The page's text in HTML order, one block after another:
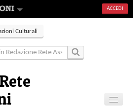
ACCEDI
Culturali